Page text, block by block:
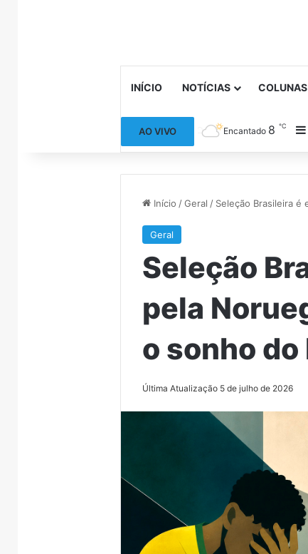
INÍCIO NOTÍCIAS COLUNAS
AO VIVO Encantado 8℃
Início / Geral / Seleção Brasileira é
Geral
Seleção
pela
o sonho do
Última Atualização 5 de julho de 2026